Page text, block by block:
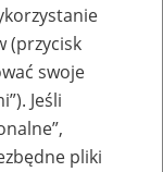
pracy
(przycisk
swoje
Jeśli
pliki